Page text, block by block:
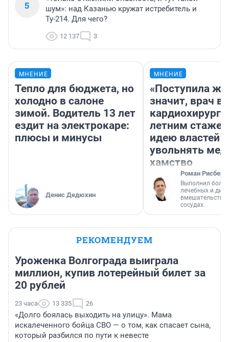
5
шум»: над Казанью кружат истребитель и
Ту-214. Для чего?
12 137 3
МНЕНИЕ
Тепло для бюджета, но
холодно в салоне
зимой. Водитель 13 лет
ездит на электрокаре:
плюсы и минусы
Денис Дедюхин
МНЕНИЕ
«Поступила
значит, врач
кардиохирург
летним
идею властей
увольнять
хамство
Роман Рисберг
Выполнил
лечебных и
вмешательств
сосудах.
РЕКОМЕНДУЕМ
Уроженка Волгограда выиграла
миллион, купив лотерейный билет за
20 рублей
23 часа 13 335 26
«Долго боялась выходить на улицу». Мама
искалеченного бойца СВО — о том, как спасает сына,
который разбился по пути к невесте